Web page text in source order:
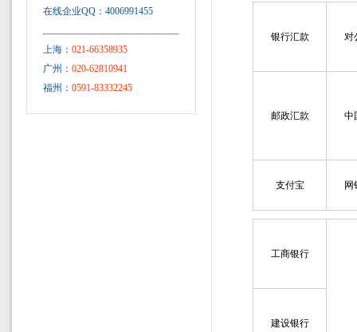
在线企业QQ：4006991455
上海： 021-66358935
广州： 020-62810941
福州： 0591-83332245
银行汇款 对
邮政汇款 中
支付宝 网
工商银行
建设银行